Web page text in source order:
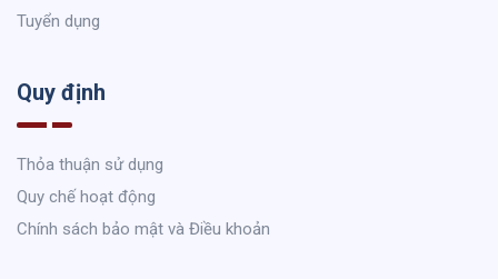
Tuyển dụng
Quy định
Thỏa thuận sử dụng
Quy chế hoạt động
Chính sách bảo mật và Điều khoản